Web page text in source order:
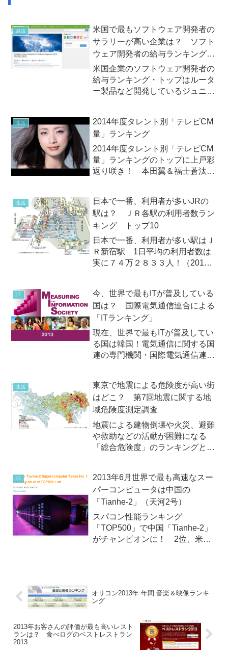
経済
米国で最もソフトウェア開発者の
サラリーが高い企業は？ ソフト
ウェア開発者の給与ランキング
ベスト25
米国企業のソフトウェア開発者の
給与ランキング・トップはルータ
ー製品など開発しているジュニパ
に関する投稿するサイト
「Glassdoor.com」は2013年10月
17日（...
生活
2014年度タレント別「テレビCM
量」ランキング
2014年度タレント別「テレビCM
量」ランキングのトップに上戸彩
返り咲き！ 本田翼＆福士蒼汰も
西・名古屋の3地区の各民放5局を
対象に、2014年（1～12月）のテ
レビCMの出...
生活
日本で一番、利用者が多いJRの
駅は？ ＪＲ各駅の利用者数ラン
キング トップ10
日本で一番、利用者が多い駅はＪ
Ｒ新宿駅 1日平均の利用者数は
実に７４万２８３３人！（2012
ランキング（2012年度）が明ら
かになりました。第1位は前回と
同様、ＪＲ新宿駅。20...
IT
今、世界で最もITが普及している
国は？ 国際電気通信連合による
「ITランキング」
現在、世界で最もITが普及してい
る国は韓国！電気通信に関する国
連の専門機関・国際電気通信連合
ポート、「ITランキング」
（Measuring the Information ...
生活
東京で地震による危険度が高い街
はどこ？ 第7回地震に関する地
域危険度測定調査
地震による建物倒壊や火災、避難
や救助などの活動が困難になる
「総合危険度」のランキングと地
した調査「第7回地震に関する地
域危険度測定調査」を公表しまし
た。これは、地震による建物倒壊
や...
IT
2013年6月世界で最も高速なスー
パーコンピュータは中国の
「Tianhe-2」（天河2号）
スパコン性能ランキング
「TOP500」で中国「Tianhe-2」
がチャンピオンに！ 2位、米
るTO...
オリコン2013年 年間 音楽＆映像ランキ
ング
2013年お客さんの評価が最も高いレスト
ランは？ 食べログのベストレストラン
2013